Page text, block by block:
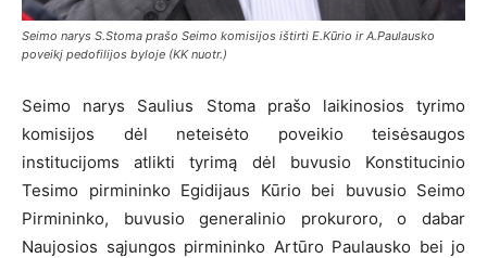
Seimo narys S.Stoma prašo Seimo komisijos ištirti E.Kūrio ir A.Paulausko
poveikį pedofilijos byloje (KK nuotr.)
Seimo narys Saulius Stoma prašo laikinosios tyrimo
komisijos dėl neteisėto poveikio teisėsaugos
institucijoms atlikti tyrimą dėl buvusio Konstitucinio
Tesimo pirmininko Egidijaus Kūrio bei buvusio Seimo
Pirmininko, buvusio generalinio prokuroro, o dabar
Naujosios sąjungos pirmininko Artūro Paulausko bei jo